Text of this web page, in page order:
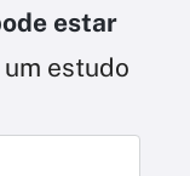
estar
estudo